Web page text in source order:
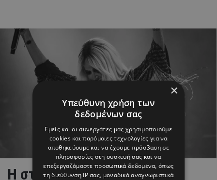
H στιγμή που η Άννα Βίσση
×
Υπεύθυνη χρήση των
δεδομένων σας
Εμείς και οι συνεργάτες μας χρησιμοποιούμε
cookies και παρόμοιες τεχνολογίες για να
αποθηκεύουμε και να έχουμε πρόσβαση σε
πληροφορίες στη συσκευή σας και να
επεξεργαζόμαστε προσωπικά δεδομένα, όπως
τη διεύθυνση IP σας, μοναδικά αναγνωριστικά